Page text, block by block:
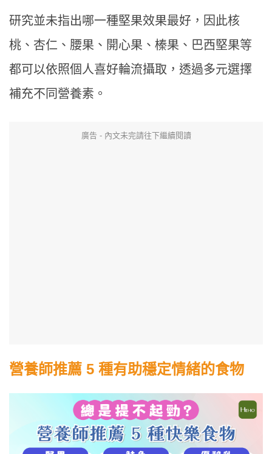
研究並未指出哪一種堅果效果最好，因此核
桃、杏仁、腰果、開心果、榛果、巴西堅果等
都可以依照個人喜好輪流攝取，透過多元選擇
補充不同營養素。
廣告 - 內文未完請往下繼續閱讀
營養師推薦 5 種有助穩定情緒的食物